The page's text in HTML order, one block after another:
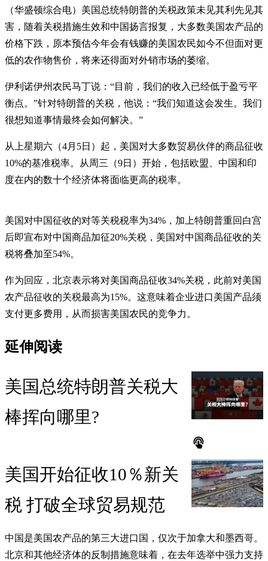
（华盛顿综合电）美国总统特朗普的关税政策未见其利先见其
害，随着关税措施生效和中国扬言报复，大多数美国农产品的
价格下跌，原本预估今年会有钱赚的美国农民如今不但面对更
低的农作物售价，将来还得面对外销市场的萎缩。
伊利诺伊州农民马丁说：“目前，我们的收入已经低于盈亏平
衡点。”针对特朗普的关税，他说：“我们知道这会发生。我们
很想知道事情最终会如何解决。”
从上星期六（4月5日）起，美国对大多数贸易伙伴的商品征收
10%的基准税率。从周三（9日）开始，包括欧盟、中国和印
度在内的数十个经济体将面临更高的税率。
美国对中国征收的对等关税税率为34%，加上特朗普重回白宫
后即宣布对中国商品加征20%关税，美国对中国商品征收的关
税将叠加至54%。
作为回应，北京表示将对美国商品征收34%关税，此前对美国
农产品征收的关税最高为15%。这意味着企业进口美国产品须
支付更多费用，从而损害美国农民的竞争力。
延伸阅读
美国总统特朗普关税大
棒挥向哪里?
美国开始征收10％新关
税 打破全球贸易规范
中国是美国农产品的第三大进口国，仅次于加拿大和墨西哥。
北京和其他经济体的反制措施意味着，在去年选举中强力支持